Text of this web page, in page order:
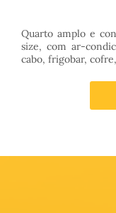
Quarto amplo e
size, com ar-
cabo, frigobar,